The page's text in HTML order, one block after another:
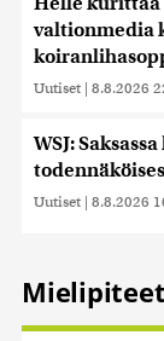
valtionmedia
Uutiset | 8.8.2026
WSJ:
Uutiset | 8.8.2026
Mielipiteet